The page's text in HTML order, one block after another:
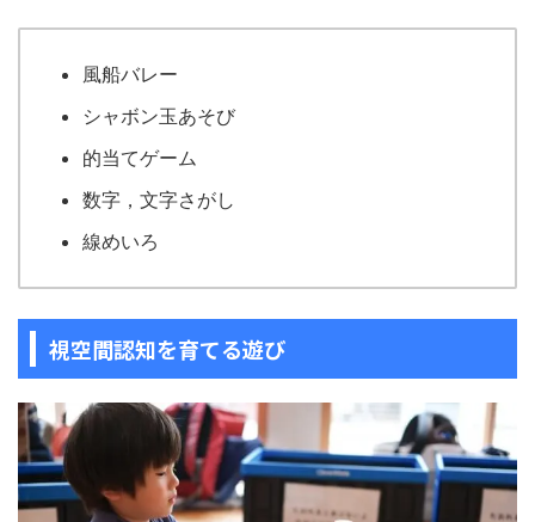
風船バレー
シャボン玉あそび
的当てゲーム
数字，文字さがし
線めいろ
視空間認知を育てる遊び